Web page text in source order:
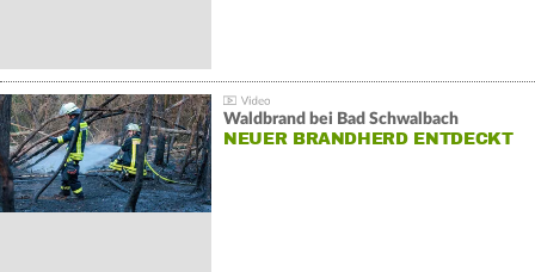
Waldbrand bei Bad Schwalbach
NEUER BRANDHERD ENTDECKT